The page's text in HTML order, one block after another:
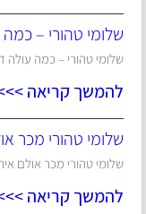
שלומי טהורי –
שלומי טהורי – כמה
להמשך קריאה
שלומי טהורי מכר אולם
שלומי טהורי מכר אולם
להמשך קריאה